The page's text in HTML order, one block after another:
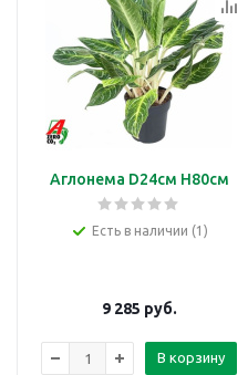
Аглонема D24см H80см
Есть в наличии (1)
9 285 руб.
В корзину